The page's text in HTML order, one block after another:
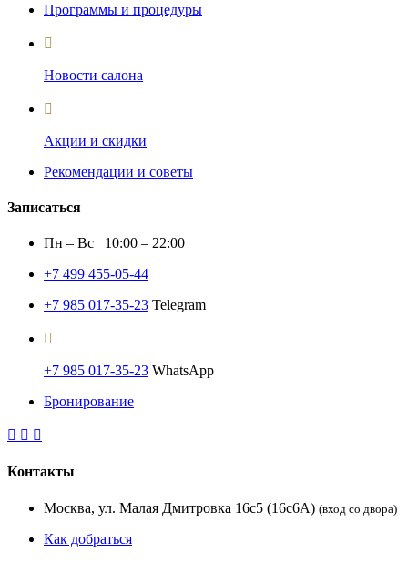
Программы и процедуры
Новости салона
Акции и скидки
Рекомендации и советы
Записаться
Пн – Вс 10:00 – 22:00
+7 499 455-05-44
+7 985 017-35-23 Telegram
+7 985 017-35-23 WhatsApp
Бронирование
Контакты
Москва, ул. Малая Дмитровка 16с5 (16с6А) (вход со двора)
Как добраться